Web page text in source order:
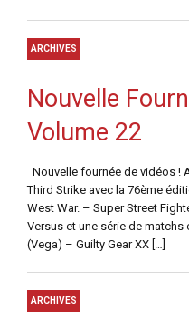
ARCHIVES
Nouvelle
Volume 22
Nouvelle fournée de vidéos !
Third Strike avec la 76ème
West War. – Super Street
Versus et une série de
(Vega) – Guilty Gear XX […]
ARCHIVES